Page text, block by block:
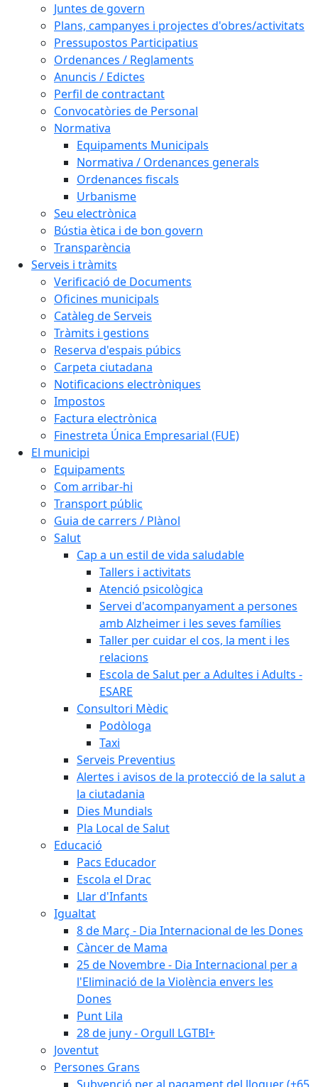
Juntes de govern
Plans, campanyes i projectes d'obres/activitats
Pressupostos Participatius
Ordenances / Reglaments
Anuncis / Edictes
Perfil de contractant
Convocatòries de Personal
Normativa
Equipaments Municipals
Normativa / Ordenances generals
Ordenances fiscals
Urbanisme
Seu electrònica
Bústia ètica i de bon govern
Transparència
Serveis i tràmits
Verificació de Documents
Oficines municipals
Catàleg de Serveis
Tràmits i gestions
Reserva d'espais púbics
Carpeta ciutadana
Notificacions electròniques
Impostos
Factura electrònica
Finestreta Única Empresarial (FUE)
El municipi
Equipaments
Com arribar-hi
Transport públic
Guia de carrers / Plànol
Salut
Cap a un estil de vida saludable
Tallers i activitats
Atenció psicològica
Servei d'acompanyament a persones
amb Alzheimer i les seves famílies
Taller per cuidar el cos, la ment i les
relacions
Escola de Salut per a Adultes i Adults -
ESARE
Consultori Mèdic
Podòloga
Taxi
Serveis Preventius
Alertes i avisos de la protecció de la salut a
la ciutadania
Dies Mundials
Pla Local de Salut
Educació
Pacs Educador
Escola el Drac
Llar d'Infants
Igualtat
8 de Març - Dia Internacional de les Dones
Càncer de Mama
25 de Novembre - Dia Internacional per a
l'Eliminació de la Violència envers les
Dones
Punt Lila
28 de juny - Orgull LGTBI+
Joventut
Persones Grans